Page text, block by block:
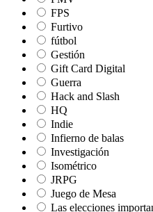
FPS
Furtivo
fútbol
Gestión
Gift Card Digital
Guerra
Hack and Slash
HQ
Indie
Infierno de balas
Investigación
Isométrico
JRPG
Juego de Mesa
Las elecciones